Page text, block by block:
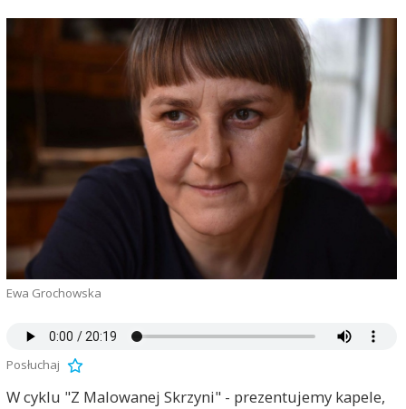
Ewa Grochowska
Posłuchaj
W cyklu "Z Malowanej Skrzyni" - prezentujemy kapele,